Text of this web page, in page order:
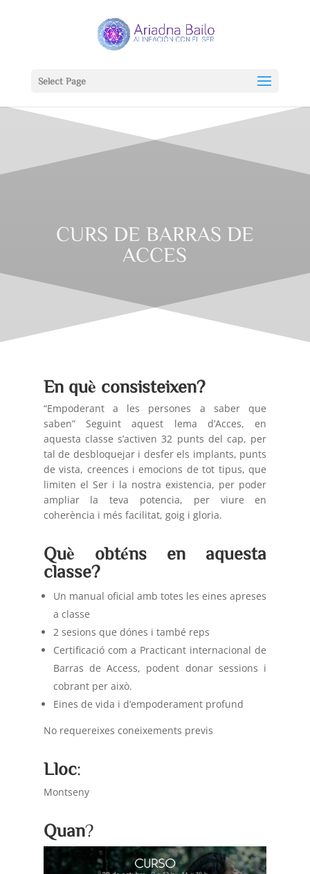
Select Page
CURS DE BARRAS DE
ACCES
En què consisteixen?
“Empoderant a les persones a saber que
saben” Seguint aquest lema d’Acces, en
aquesta classe s’activen 32 punts del cap, per
tal de desbloquejar i desfer els implants, punts
de vista, creences i emocions de tot tipus, que
limiten el Ser i la nostra existencia, per poder
ampliar la teva potencia, per viure en
coherència i més facilitat, goig i gloria.
Què obténs en aquesta
classe?
Un manual oficial amb totes les eines apreses
a classe
2 sesions que dónes i també reps
Certificació com a Practicant internacional de
Barras de Access, podent donar sessions i
cobrant per això.
Eines de vida i d’empoderament profund
No requereixes coneixements previs
Lloc:
Montseny
Quan?